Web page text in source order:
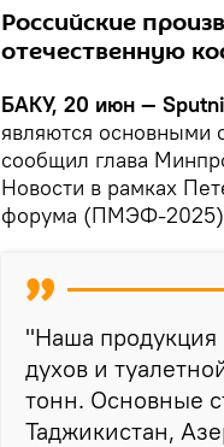
Российские
отечественную
БАКУ, 20 июн —
являются основными
сообщил глава
Новости в рамках
форума (ПМЭФ-
"Наша продукция
духов и
тонн. Основные
Таджикистан,